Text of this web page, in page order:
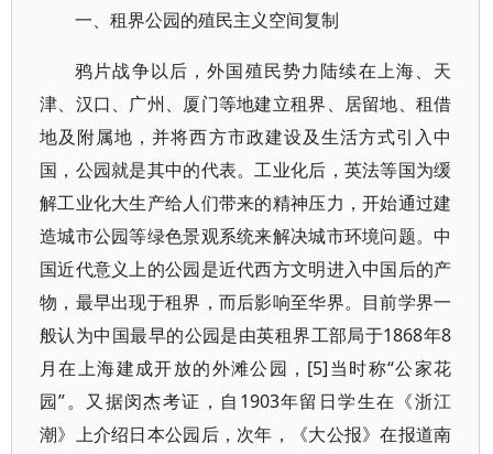
一、租界公园的殖民主义空间复制
鸦片战争以后，外国殖民势力陆续在上海、天
津、汉口、广州、厦门等地建立租界、居留地、租借
地及附属地，并将西方市政建设及生活方式引入中
国，公园就是其中的代表。工业化后，英法等国为缓
解工业化大生产给人们带来的精神压力，开始通过建
造城市公园等绿色景观系统来解决城市环境问题。中
国近代意义上的公园是近代西方文明进入中国后的产
物，最早出现于租界，而后影响至华界。目前学界一
般认为中国最早的公园是由英租界工部局于1868年8
月在上海建成开放的外滩公园，[5]当时称“公家花
园”。又据闵杰考证，自1903年留日学生在《浙江
潮》上介绍日本公园后，次年，《大公报》在报道南